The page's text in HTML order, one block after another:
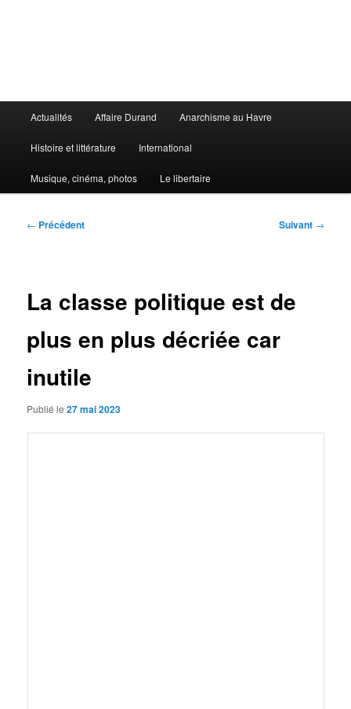
principal
Actualités Affaire Durand Anarchisme au Havre
Histoire et littérature International
Musique, cinéma, photos Le libertaire
Navigation
← Précédent Suivant →
La classe politique est de
plus en plus décriée car
inutile
Publié le27 mai 2023